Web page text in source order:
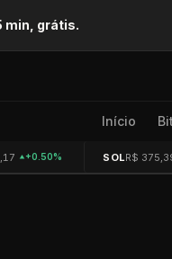
min, grátis.
Início
+0.50% SOLR$